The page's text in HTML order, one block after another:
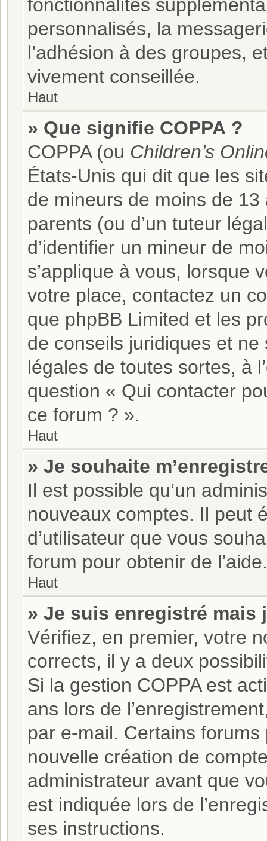
fonctionnalités
personnalisés, la
l’adhésion à des groupes,
vivement conseillée.
Haut
» Que signifie COPPA ?
COPPA (ou Children’s
États-Unis qui dit que les
de mineurs de moins de
parents (ou d’un tuteur
d’identifier un mineur de
s’applique à vous, lorsque
votre place, contactez un
que phpBB Limited et les
de conseils juridiques et
légales de toutes sortes, à
question « Qui contacter
ce forum ? ».
Haut
» Je souhaite
Il est possible qu’un
nouveaux comptes. Il peut
d’utilisateur que vous
forum pour obtenir de l’aide.
Haut
» Je suis enregistré mais
Vérifiez, en premier, votre
corrects, il y a deux
Si la gestion COPPA est
ans lors de
par e-mail. Certains
nouvelle création de
administrateur avant que
est indiquée lors de
ses instructions.